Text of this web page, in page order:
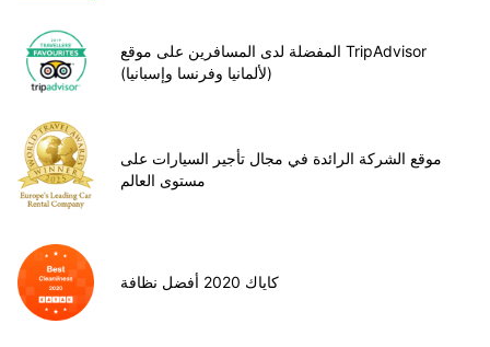
المفضلة لدى المسافرين على موقع TripAdvisor
(لألمانيا وفرنسا وإسبانيا)
موقع الشركة الرائدة في مجال تأجير السيارات على
مستوى العالم
كاياك 2020 أفضل نظافة